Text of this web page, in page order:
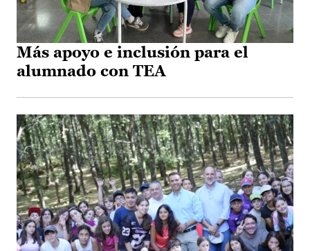
Más apoyo e inclusión para el
alumnado con TEA